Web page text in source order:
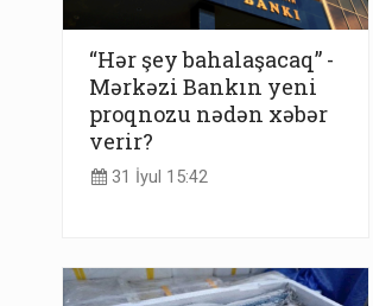
“Hər şey bahalaşacaq” -
Mərkəzi Bankın yeni
proqnozu nədən xəbər
verir?
31 İyul 15:42